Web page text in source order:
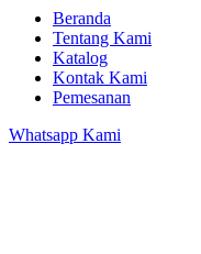
Beranda
Tentang Kami
Katalog
Kontak Kami
Pemesanan
Whatsapp Kami